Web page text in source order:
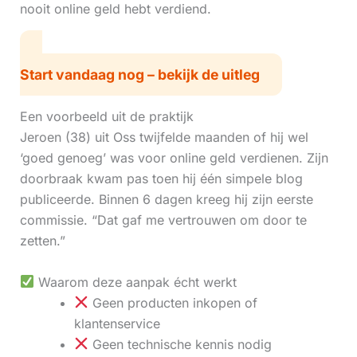
nooit online geld hebt verdiend.
Start vandaag nog – bekijk de uitleg
Een voorbeeld uit de praktijk
Jeroen (38) uit Oss twijfelde maanden of hij wel
‘goed genoeg’ was voor online geld verdienen. Zijn
doorbraak kwam pas toen hij één simpele blog
publiceerde. Binnen 6 dagen kreeg hij zijn eerste
commissie. “Dat gaf me vertrouwen om door te
zetten.”
Waarom deze aanpak écht werkt
Geen producten inkopen of
klantenservice
Geen technische kennis nodig